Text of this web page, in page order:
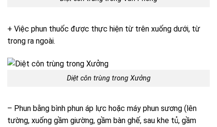
+ Việc phun thuốc được thực hiện từ trên xuống dưới, từ
trong ra ngoài.
Diệt côn trùng trong Xưởng
– Phun bằng bình phun áp lực hoặc máy phun sương (lên
tường, xuống gầm giường, gầm bàn ghế, sau khe tủ, gầm